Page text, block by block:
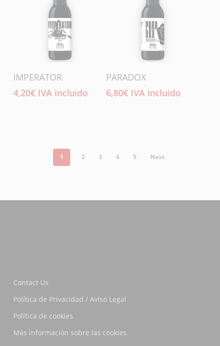
Añadir Al Carrito
IMPERATOR
4,20€ IVA incluido
Añadir Al Carrito
PARADOX
6,80€ IVA incluido
1 2 3 4 5 Next
Contact Us
Política de Privacidad / Aviso Legal
Política de cookies
Más información sobre las cookies